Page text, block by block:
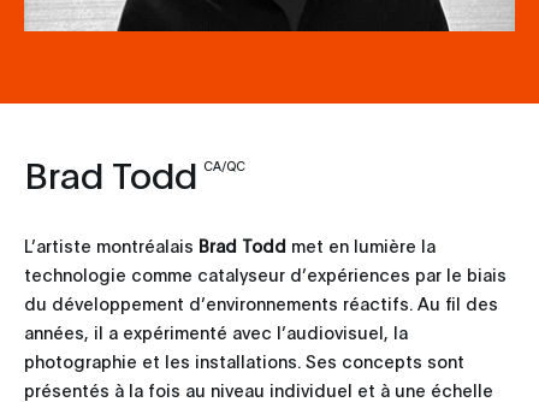
Brad Todd CA/QC
L’artiste montréalais Brad Todd met en lumière la
technologie comme catalyseur d’expériences par le biais
du développement d’environnements réactifs. Au fil des
années, il a expérimenté avec l’audiovisuel, la
photographie et les installations. Ses concepts sont
présentés à la fois au niveau individuel et à une échelle